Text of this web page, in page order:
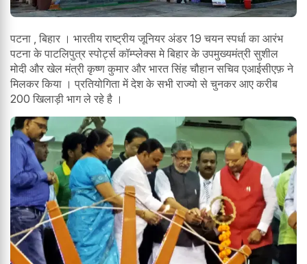
पटना , बिहार । भारतीय राष्ट्रीय जूनियर अंडर 19 चयन स्पर्धा का आरंभ
पटना के पाटलिपुत्र स्पोर्ट्स कॉम्प्लेक्स मे बिहार के उपमुख्यमंत्री सुशील
मोदी और खेल मंत्री कृष्ण कुमार और भारत सिंह चौहान सचिव एआईसीएफ़ ने
मिलकर किया । प्रतियोगिता में देश के सभी राज्यो से चुनकर आए करीब
200 खिलाड़ी भाग ले रहे है ।